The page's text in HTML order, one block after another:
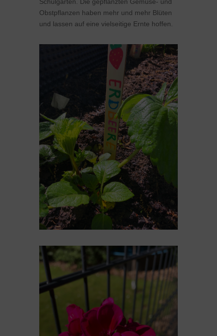
Obstpflanzen haben mehr und mehr Blüten
und lassen auf eine vielseitige Ernte hoffen.